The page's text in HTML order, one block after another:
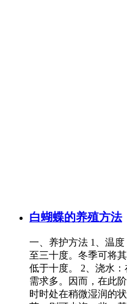
白蝴蝶的养殖方法
一、养护方法 1、温
至三十度。冬季可将
低于十度。 2、浇水
需求多。因而，在此
时时处在稍微湿润的